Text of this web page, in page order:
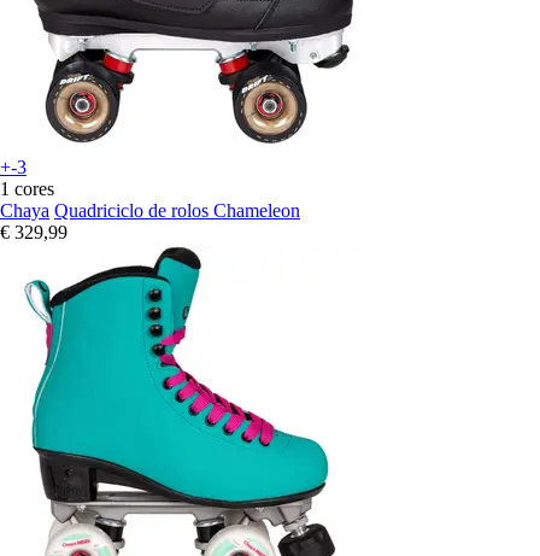
+-3
1 cores
Chaya Quadriciclo de rolos Chameleon
€ 329,99